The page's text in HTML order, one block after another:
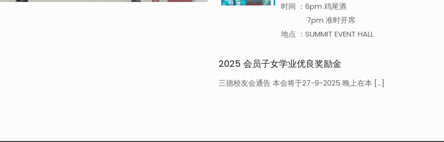
时间 ：6pm 鸡尾酒
7pm 准时开席
地点 ：SUMMIT EVENT HALL
2025 会员子女学业优良奖励金
三德校友会通告 本会将于27-9-2025 晚上在本 […]